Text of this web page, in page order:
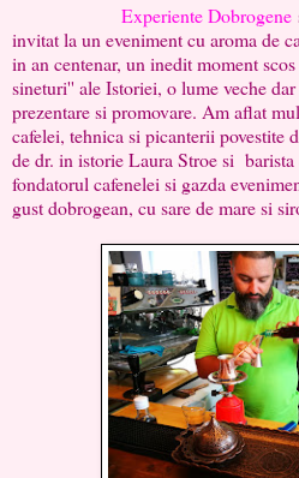
Experiente Dobrogene
invitat la un eveniment cu aroma de
in an centenar, un inedit moment
sineturi'' ale Istoriei, o lume veche
prezentare si promovare. Am aflat
cafelei, tehnica si picanterii povestite
de dr. in istorie Laura Stroe si
fondatorul cafenelei si gazda
gust dobrogean, cu sare de mare si